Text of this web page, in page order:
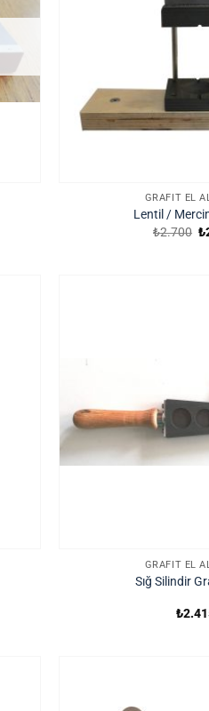
GRAFIT EL
Lentil /
₺2.700 ₺
GRAFIT EL
Sığ Silindir
₺